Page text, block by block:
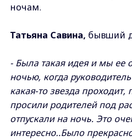
ночам.
Татьяна Савина, бывший
- Была такая идея и мы ее
ночью, когда
какая-то звезда проходит,
просили родителей под
отпускали на ночь. Это
интересно..Было